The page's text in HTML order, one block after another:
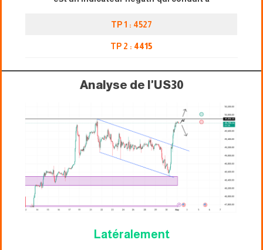
TP 1 : 4527
TP 2 : 4415
Analyse de l'US30
Latéralement